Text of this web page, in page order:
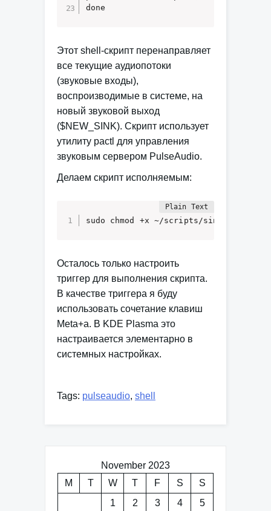
done
Этот shell-скрипт перенаправляет
все текущие аудиопотоки
(звуковые входы),
воспроизводимые в системе, на
новый звуковой выход
($NEW_SINK). Скрипт использует
утилиту pactl для управления
звуковым сервером PulseAudio.
Делаем скрипт исполняемым:
sudo chmod +x ~/scripts/
Осталось только настроить
триггер для выполнения скрипта.
В качестве триггера я буду
использовать сочетание клавиш
Meta+a. В KDE Plasma это
настраивается элементарно в
системных настройках.
Tags: pulseaudio, shell
November 2023
M
T W T F S
S
1
2 3 4
5